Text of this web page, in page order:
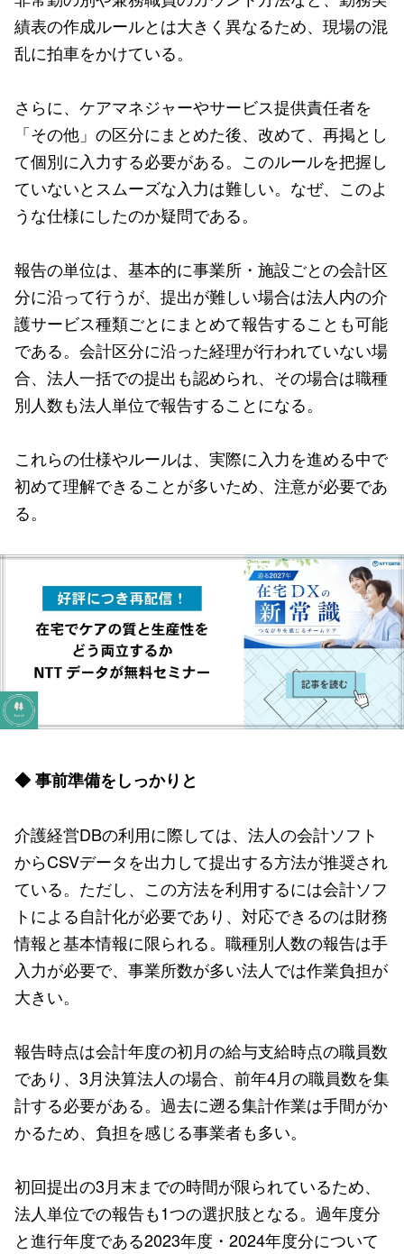
績表の作成ルールとは大きく異なるため、現場の混
乱に拍車をかけている。
さらに、ケアマネジャーやサービス提供責任者を
「その他」の区分にまとめた後、改めて、再掲とし
て個別に入力する必要がある。このルールを把握し
ていないとスムーズな入力は難しい。なぜ、このよ
うな仕様にしたのか疑問である。
報告の単位は、基本的に事業所・施設ごとの会計区
分に沿って行うが、提出が難しい場合は法人内の介
護サービス種類ごとにまとめて報告することも可能
である。会計区分に沿った経理が行われていない場
合、法人一括での提出も認められ、その場合は職種
別人数も法人単位で報告することになる。
これらの仕様やルールは、実際に入力を進める中で
初めて理解できることが多いため、注意が必要であ
る。
◆ 事前準備をしっかりと
介護経営DBの利用に際しては、法人の会計ソフト
からCSVデータを出力して提出する方法が推奨され
ている。ただし、この方法を利用するには会計ソフ
トによる自計化が必要であり、対応できるのは財務
情報と基本情報に限られる。職種別人数の報告は手
入力が必要で、事業所数が多い法人では作業負担が
大きい。
報告時点は会計年度の初月の給与支給時点の職員数
であり、3月決算法人の場合、前年4月の職員数を集
計する必要がある。過去に遡る集計作業は手間がか
かるため、負担を感じる事業者も多い。
初回提出の3月末までの時間が限られているため、
法人単位での報告も1つの選択肢となる。過年度分
と進行年度である2023年度・2024年度分について